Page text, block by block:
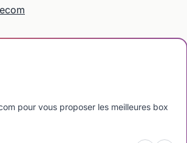
pour vous proposer les meilleures box